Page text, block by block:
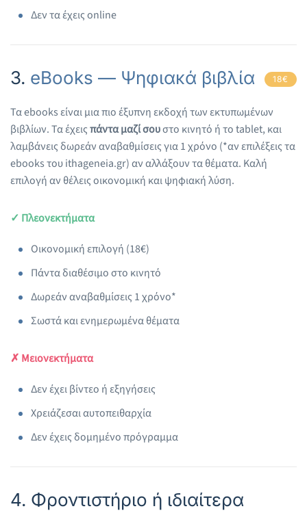
Δεν τα έχεις online
3. eBooks — Ψηφιακά βιβλία 18€
Τα ebooks είναι μια πιο έξυπνη εκδοχή των εκτυπωμένων
βιβλίων. Τα έχειςπάντα μαζί σουστο κινητό ή το tablet, και
λαμβάνεις δωρεάν αναβαθμίσεις για 1 χρόνο (*αν επιλέξεις τα
ebooks του ithageneia.gr) αν αλλάξουν τα θέματα. Καλή
επιλογή αν θέλεις οικονομική και ψηφιακή λύση.
✓ Πλεονεκτήματα
Οικονομική επιλογή (18€)
Πάντα διαθέσιμο στο κινητό
Δωρεάν αναβαθμίσεις 1 χρόνο*
Σωστά και ενημερωμένα θέματα
✗ Μειονεκτήματα
Δεν έχει βίντεο ή εξηγήσεις
Χρειάζεσαι αυτοπειθαρχία
Δεν έχεις δομημένο πρόγραμμα
4. Φροντιστήριο ή ιδιαίτερα